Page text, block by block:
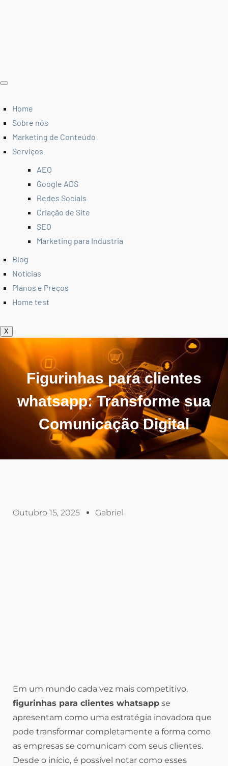
Home
Sobre nós
Marketing de Conteúdo
Serviços
AEO
Google ADS
Redes Sociais
Criação de Site
SEO
Marketing para Industria
Blog
Notícias
Planos e Preços
Home test
X
Figurinhas para clientes
whatsapp: Transforme sua
Comunicação Digital
Outubro 15, 2025 Gabriel
Em um mundo cada vez mais competitivo,
figurinhas para clientes whatsapp se
apresentam como uma estratégia inovadora que
pode transformar completamente a forma como
as empresas se comunicam com seus clientes.
Desde o início, é possível notar como esses